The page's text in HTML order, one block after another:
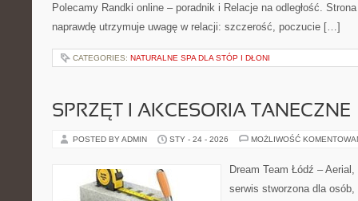
Polecamy Randki online – poradnik i Relacje na odległość.
naprawdę utrzymuje uwagę w relacji: szczerość, poczucie […]
CATEGORIES: NATURALNE SPA DLA STÓP I DŁONI
SPRZĘT I AKCESORIA TANECZNE
POSTED BY ADMIN STY - 24 - 2026 MOŻLIWOŚĆ
Dream Team Łódź –
serwis stworzona dla